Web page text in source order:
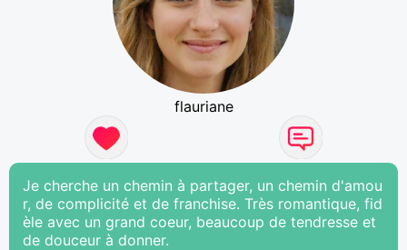
flauriane
Je cherche un chemin à partager, un chemin d'amou
r, de complicité et de franchise. Très romantique, fid
èle avec un grand coeur, beaucoup de tendresse et
de douceur à donner.